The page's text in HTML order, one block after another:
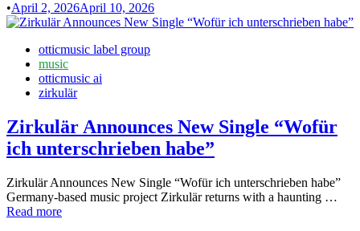
Everswood
Single)
•April 2, 2026April 10, 2026
Postedotticmusic label group
music
otticmusic ai
zirkulär
Zirkulär Announces New Single “Wofür
ich unterschrieben habe”
Zirkulär Announces New Single “Wofür ich unterschrieben habe”
Germany-based music project Zirkulär returns with a haunting …
Read more